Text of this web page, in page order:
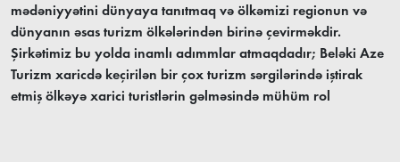
mədəniyyətini dünyaya tanıtmaq və ölkəmizi regionun və
dünyanın əsas turizm ölkələrindən birinə çevirməkdir.
Şirkətimiz bu yolda inamlı adımmlar atmaqdadır; Beləki Aze
Turizm xaricdə keçirilən bir çox turizm sərgilərində iştirak
etmiş ölkəyə xarici turistlərin gəlməsində mühüm rol